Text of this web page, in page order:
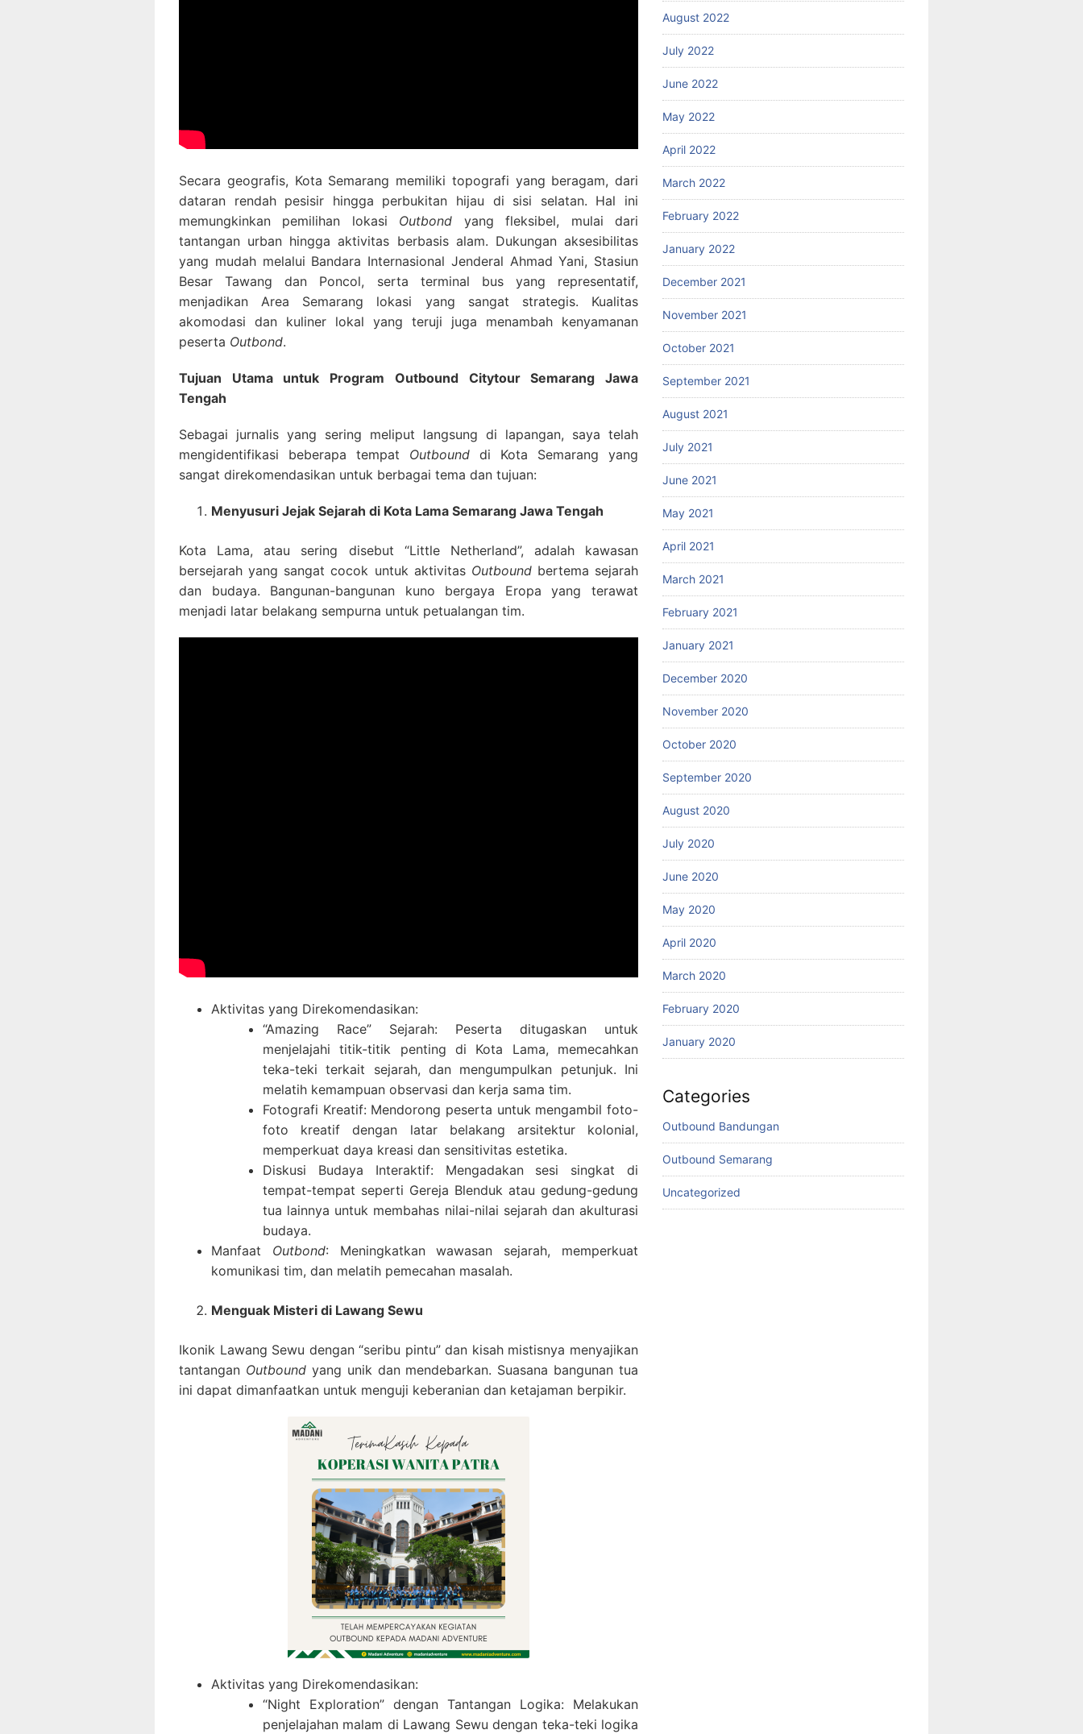
Secara geografis, Kota Semarang memiliki topografi yang beragam, dari
dataran rendah pesisir hingga perbukitan hijau di sisi selatan. Hal ini
memungkinkan pemilihan lokasi Outbond yang fleksibel, mulai dari
tantangan urban hingga aktivitas berbasis alam. Dukungan aksesibilitas
yang mudah melalui Bandara Internasional Jenderal Ahmad Yani, Stasiun
Besar Tawang dan Poncol, serta terminal bus yang representatif,
menjadikan Area Semarang lokasi yang sangat strategis. Kualitas
akomodasi dan kuliner lokal yang teruji juga menambah kenyamanan
peserta Outbond.
Tujuan Utama untuk Program Outbound Citytour Semarang Jawa
Tengah
Sebagai jurnalis yang sering meliput langsung di lapangan, saya telah
mengidentifikasi beberapa tempat Outbound di Kota Semarang yang
sangat direkomendasikan untuk berbagai tema dan tujuan:
Menyusuri Jejak Sejarah di Kota Lama Semarang Jawa Tengah
Kota Lama, atau sering disebut “Little Netherland”, adalah kawasan
bersejarah yang sangat cocok untuk aktivitas Outboundbertema sejarah
dan budaya. Bangunan-bangunan kuno bergaya Eropa yang terawat
menjadi latar belakang sempurna untuk petualangan tim.
Aktivitas yang Direkomendasikan:
“Amazing Race” Sejarah: Peserta ditugaskan untuk
menjelajahi titik-titik penting di Kota Lama, memecahkan
teka-teki terkait sejarah, dan mengumpulkan petunjuk. Ini
melatih kemampuan observasi dan kerja sama tim.
Fotografi Kreatif: Mendorong peserta untuk mengambil foto-
foto kreatif dengan latar belakang arsitektur kolonial,
memperkuat daya kreasi dan sensitivitas estetika.
Diskusi Budaya Interaktif: Mengadakan sesi singkat di
tempat-tempat seperti Gereja Blenduk atau gedung-gedung
tua lainnya untuk membahas nilai-nilai sejarah dan akulturasi
budaya.
Manfaat Outbond: Meningkatkan wawasan sejarah, memperkuat
komunikasi tim, dan melatih pemecahan masalah.
Menguak Misteri di Lawang Sewu
Ikonik Lawang Sewu dengan “seribu pintu” dan kisah mistisnya menyajikan
tantangan Outboundyang unik dan mendebarkan. Suasana bangunan tua
ini dapat dimanfaatkan untuk menguji keberanian dan ketajaman berpikir.
Aktivitas yang Direkomendasikan:
“Night Exploration” dengan Tantangan Logika: Melakukan
penjelajahan malam di Lawang Sewu dengan teka-teki logika
August 2022
July 2022
June 2022
May 2022
April 2022
March 2022
February 2022
January 2022
December 2021
November 2021
October 2021
September 2021
August 2021
July 2021
June 2021
May 2021
April 2021
March 2021
February 2021
January 2021
December 2020
November 2020
October 2020
September 2020
August 2020
July 2020
June 2020
May 2020
April 2020
March 2020
February 2020
January 2020
Categories
Outbound Bandungan
Outbound Semarang
Uncategorized